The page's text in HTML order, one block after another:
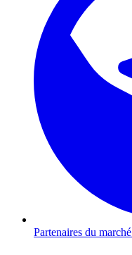
Partenaires du marché